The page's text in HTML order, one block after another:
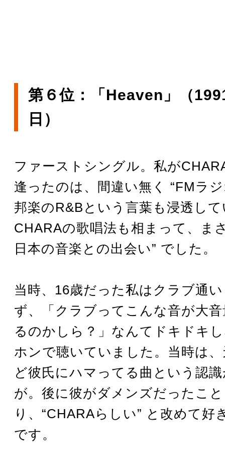
第６位：「Heaven」（
日）
ファーストシングル。私が
逢ったのは、間違い無く “FMラ
邦楽のR&Bという言葉も浸透し
CHARAの歌唱法も相まって、ま
日本の音楽との出会い” でした。
当時、16歳だった私はクラブ通
ず、「クラブってこんな音が大
るのかしら？」なんてドキドキ
ホンで聴いていました。当時は
ど彼氏にハマってる曲という認
が。後に彼がダメンズだったこ
り、“CHARAらしい” と改めて好
です。